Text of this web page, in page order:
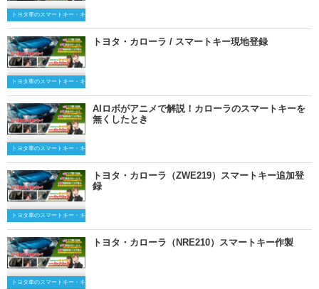
トヨタ車のスマートキー・キーレスキー
トヨタ車のスマートキー・キーレスキー
トヨタ・カローラ / スマートキー現地登録
トヨタ車のスマートキー・キーレスキー
AIロボがアニメで解説！カローラのスマートキーを
無くしたとき
トヨタ車のスマートキー・キーレスキー
トヨタ・カローラ（ZWE219）スマートキー追加登
録
トヨタ車のスマートキー・キーレスキー
トヨタ・カローラ（NRE210）スマートキー作製